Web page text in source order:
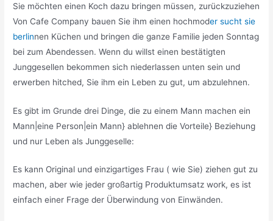
Sie möchten einen Koch dazu bringen müssen, zurückzuziehen
Von Cafe Company bauen Sie ihm einen hochmoder sucht sie
berlinnen Küchen und bringen die ganze Familie jeden Sonntag
bei zum Abendessen. Wenn du willst einen bestätigten
Junggesellen bekommen sich niederlassen unten sein und
erwerben hitched, Sie ihm ein Leben zu gut, um abzulehnen.
Es gibt im Grunde drei Dinge, die zu einem Mann machen ein
Mann|eine Person|ein Mann} ablehnen die Vorteile} Beziehung
und nur Leben als Junggeselle:
Es kann Original und einzigartiges Frau ( wie Sie) ziehen gut zu
machen, aber wie jeder großartig Produktumsatz work, es ist
einfach einer Frage der Überwindung von Einwänden.